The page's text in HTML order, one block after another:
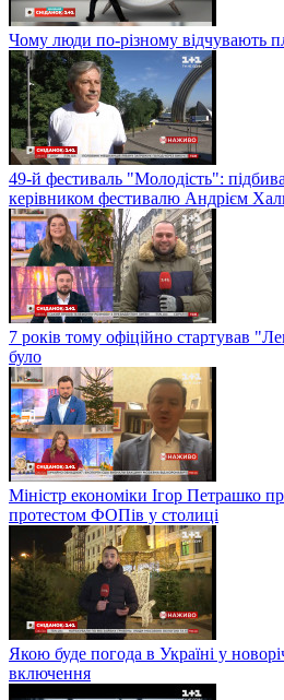
Чому люди по-різному відчувають
49-й фестиваль "Молодість":
керівником фестивалю Андрієм
7 років тому офіційно стартував
було
Міністр економіки Ігор Петрашко
протестом ФОПів у столиці
Якою буде погода в Україні у
включення